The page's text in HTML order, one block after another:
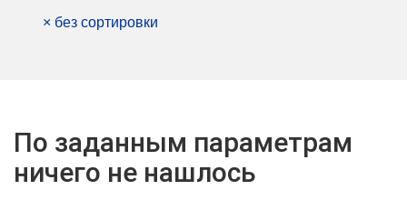
× без сортировки
По заданным параметрам
ничего не нашлось